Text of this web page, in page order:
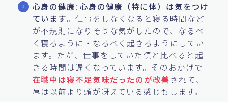
心身の健康: 心身の健康（特に体）は気をつけ
ています。仕事をしなくなると寝る時間など
が不規則になりそうな気がしたので、なるべ
く寝るように・なるべく起きるようにしてい
ます。ただ、仕事をしていた頃と比べると起
きる時間は遅くなっています。そのおかげで
在職中は寝不足気味だったのが改善されて、
昼は以前より頭が冴えている感じもします。